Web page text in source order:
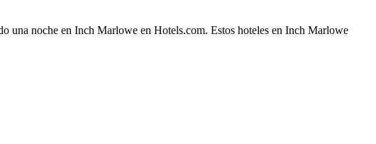
una noche en Inch Marlowe en Hotels.com. Estos hoteles en Inch Marlowe